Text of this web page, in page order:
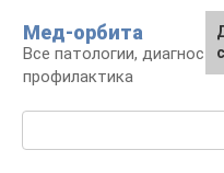
контенту
Мед-орбита
Все патологии,
профилактика